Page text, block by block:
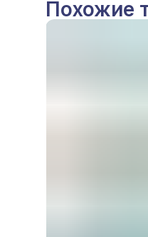
Похожие